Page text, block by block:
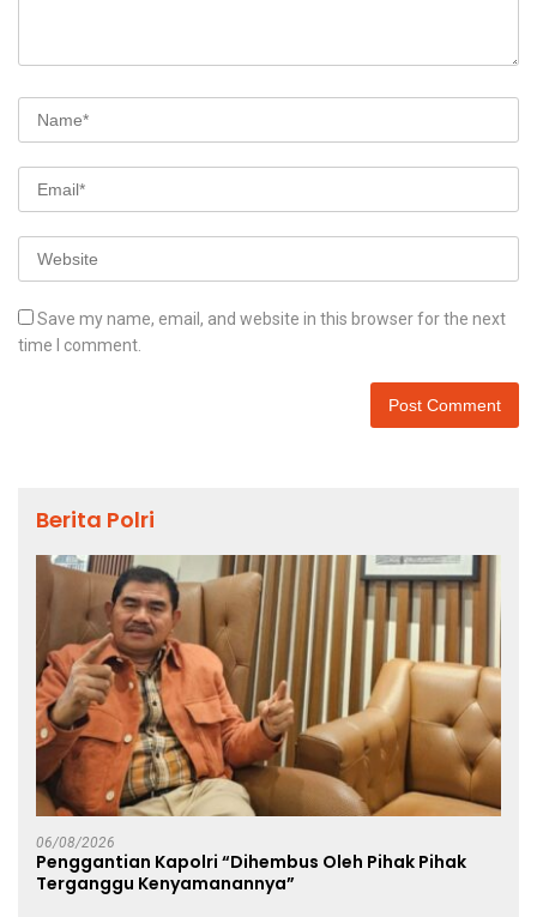
Save my name, email, and website in this browser for the next
time I comment.
Berita Polri
06/08/2026
Penggantian Kapolri “Dihembus Oleh Pihak Pihak
Terganggu Kenyamanannya”